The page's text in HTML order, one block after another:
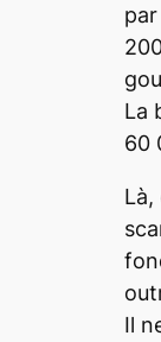
par
La
60
Il